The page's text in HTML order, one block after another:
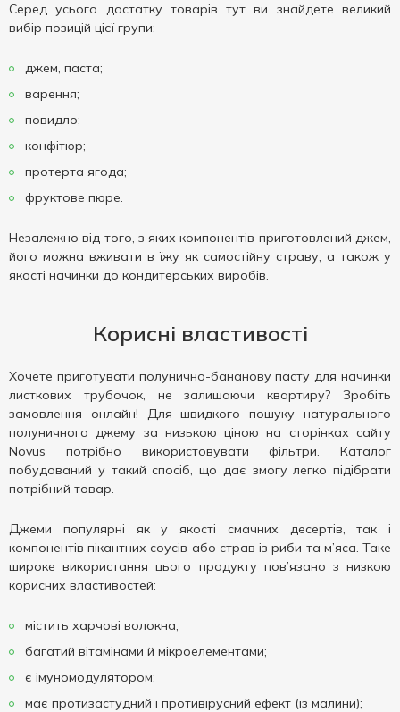
Серед усього достатку товарів тут ви знайдете великий
вибір позицій цієї групи:
джем, паста;
варення;
повидло;
конфітюр;
протерта ягода;
фруктове пюре.
Незалежно від того, з яких компонентів приготовлений джем,
його можна вживати в їжу як самостійну страву, а також у
якості начинки до кондитерських виробів.
Корисні властивості
Хочете приготувати полунично-бананову пасту для начинки
листкових трубочок, не залишаючи квартиру? Зробіть
замовлення онлайн! Для швидкого пошуку натурального
полуничного джему за низькою ціною на сторінках сайту
Novus потрібно використовувати фільтри. Каталог
побудований у такий спосіб, що дає змогу легко підібрати
потрібний товар.
Джеми популярні як у якості смачних десертів, так і
компонентів пікантних соусів або страв із риби та м’яса. Таке
широке використання цього продукту пов’язано з низкою
корисних властивостей:
містить харчові волокна;
багатий вітамінами й мікроелементами;
є імуномодулятором;
має протизастудний і противірусний ефект (із малини);